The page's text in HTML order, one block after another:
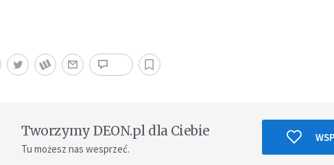
Tworzymy DEON.pl dla Ciebie
Tu możesz nas wesprzeć.